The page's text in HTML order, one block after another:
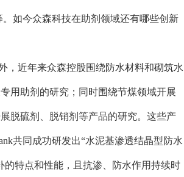
。如今众森科技在助剂领域还有哪些创新
，近年来众森控股围绕防水材料和砌筑水
用助剂的研究；同时围绕节煤领域开展
脱硫剂、脱销剂等产品的研究。这些产
共同成功研发出“水泥基渗透结晶型防水
特点和性能，且抗渗、防水作用持续时